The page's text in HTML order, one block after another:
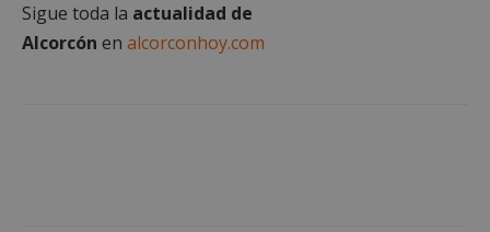
Sigue toda la actualidad de
Alcorcón en alcorconhoy.com
Cookies estrictamente necesarias
Cookies de rendimiento